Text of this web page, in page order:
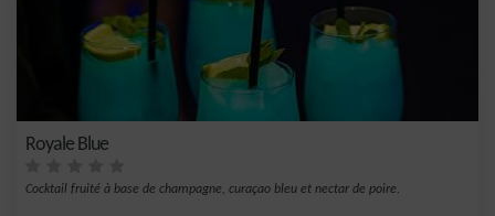
Royale Blue
Cocktail fruité à base de champagne, curaçao bleu et nectar de poire.